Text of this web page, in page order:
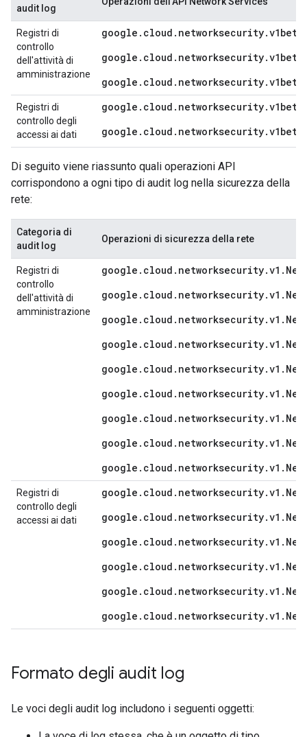
audit log
Registri di
controllo
dell'attività di
amministrazione
Registri di
controllo degli
accessi ai dati
Di seguito viene riassunto quali operazioni API
corrispondono a ogni tipo di audit log nella sicurezza della
rete:
Categoria di
audit log
Operazioni di sicurezza della rete
Registri di
controllo
dell'attività di
amministrazione
Registri di
controllo degli
accessi ai dati
Formato degli audit log
Le voci degli audit log includono i seguenti oggetti: